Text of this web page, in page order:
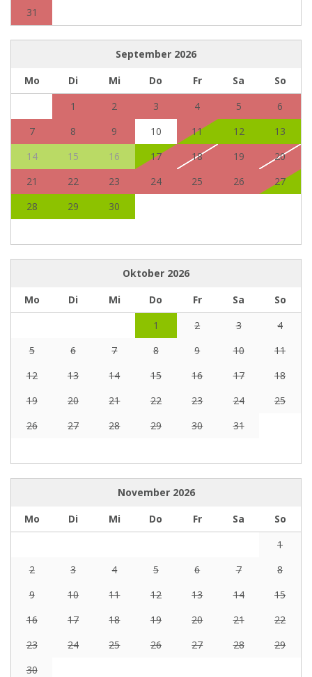
31
September 2026
Mo
Di Mi Do Fr Sa
So
1
2 3 4 5
6
7
8 9 10 11 12
13
14
15 16 17 18 19
20
21
22 23 24 25 26
27
28
29 30
Oktober 2026
Mo
Di Mi Do Fr Sa
So
1
2 3
4
5
6 7 8 9 10
11
12
13 14 15 16 17
18
19
20 21 22 23 24
25
26
27 28 29 30 31
November 2026
Mo
Di Mi Do Fr Sa
So
1
2
3 4 5 6 7
8
9
10 11 12 13 14
15
16
17 18 19 20 21
22
23
24 25 26 27 28
29
30